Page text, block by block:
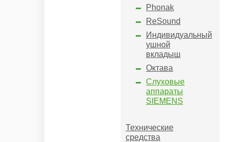
Phonak
ReSound
Индивидуальный
ушной
вкладыш
Октава
Слуховые
аппараты
SIEMENS
Технические
средства